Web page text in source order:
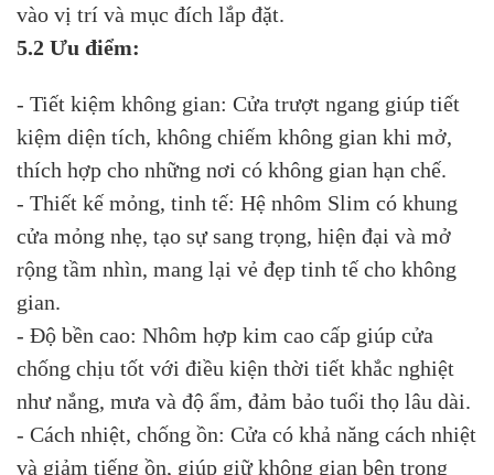
vào vị trí và mục đích lắp đặt.
5.2 Ưu điểm:
- Tiết kiệm không gian: Cửa trượt ngang giúp tiết
kiệm diện tích, không chiếm không gian khi mở,
thích hợp cho những nơi có không gian hạn chế.
- Thiết kế mỏng, tinh tế: Hệ nhôm Slim có khung
cửa mỏng nhẹ, tạo sự sang trọng, hiện đại và mở
rộng tầm nhìn, mang lại vẻ đẹp tinh tế cho không
gian.
- Độ bền cao: Nhôm hợp kim cao cấp giúp cửa
chống chịu tốt với điều kiện thời tiết khắc nghiệt
như nắng, mưa và độ ẩm, đảm bảo tuổi thọ lâu dài.
- Cách nhiệt, chống ồn: Cửa có khả năng cách nhiệt
và giảm tiếng ồn, giúp giữ không gian bên trong